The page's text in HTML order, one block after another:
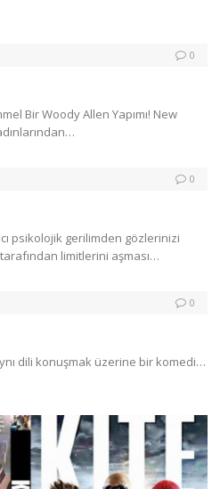
0
Bir Woody Allen Yapımı! New
0
psikolojik gerilimden gözlerinizi
limitlerini aşması…
0
dili konuşmak üzerine bir komedi…